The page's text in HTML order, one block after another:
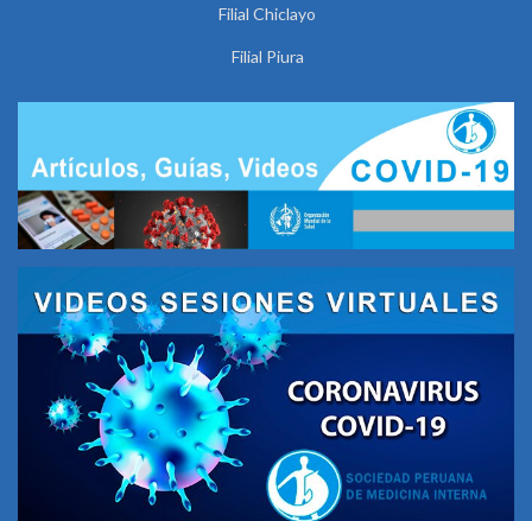
Filial Chiclayo
Filial Piura